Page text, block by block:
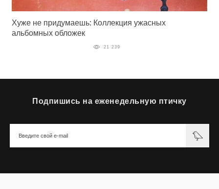
Хуже не придумаешь: Коллекция ужасных
альбомных обложек
21 239
Подпишись на еженедельную птичку